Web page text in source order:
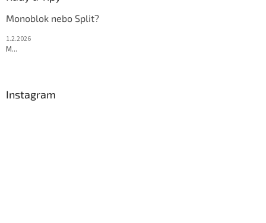
Monoblok nebo Split?
1.2.2026
M...
Instagram